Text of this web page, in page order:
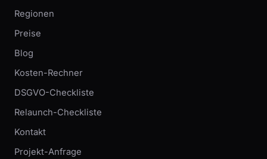
Regionen
Preise
Blog
Kosten-Rechner
DSGVO-Checkliste
Relaunch-Checkliste
Kontakt
Projekt-Anfrage